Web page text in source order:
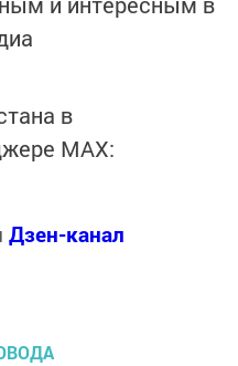
в
MАХ:
Дзен-канал